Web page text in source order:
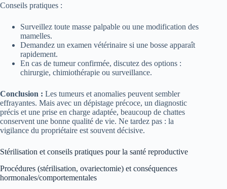
Conseils pratiques :
Surveillez toute masse palpable ou une modification des
mamelles.
Demandez un examen vétérinaire si une bosse apparaît
rapidement.
En cas de tumeur confirmée, discutez des options :
chirurgie, chimiothérapie ou surveillance.
Conclusion : Les tumeurs et anomalies peuvent sembler
effrayantes. Mais avec un dépistage précoce, un diagnostic
précis et une prise en charge adaptée, beaucoup de chattes
conservent une bonne qualité de vie. Ne tardez pas : la
vigilance du propriétaire est souvent décisive.
Stérilisation et conseils pratiques pour la santé reproductive
Procédures (stérilisation, ovariectomie) et conséquences
hormonales/comportementales